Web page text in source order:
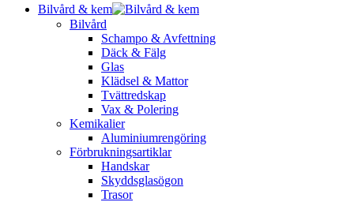
Bilvård & kem
Bilvård
Schampo & Avfettning
Däck & Fälg
Glas
Klädsel & Mattor
Tvättredskap
Vax & Polering
Kemikalier
Aluminiumrengöring
Förbrukningsartiklar
Handskar
Skyddsglasögon
Trasor